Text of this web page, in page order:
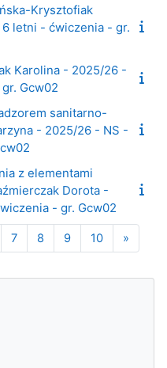
Krysztofiak
letni - ćwiczenia - gr.
Karolina - 2025/26 -
Gcw02
sanitarno-
- 2025/26 - NS -
z elementami
Dorota -
- gr. Gcw02
6
7Strona 7
8 Strona 8
9Strona 9
10Strona 10
»